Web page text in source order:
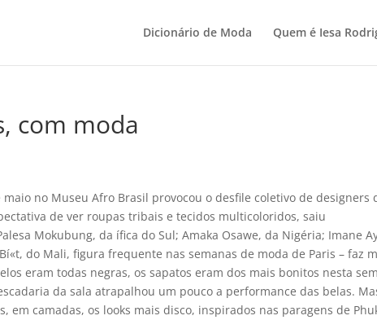
Dicionário de Moda Quem é Iesa
com moda
no Museu Afro Brasil provocou o desfile coletivo de designers
de ver roupas tribais e tecidos multicoloridos, saiu
Mokubung, da ífica do Sul; Amaka Osawe, da Nigéria; Imane
do Mali, figura frequente nas semanas de moda de Paris – faz
eram todas negras, os sapatos eram dos mais bonitos nesta
da sala atrapalhou um pouco a performance das belas.
em camadas, os looks mais disco, inspirados nas paragens de